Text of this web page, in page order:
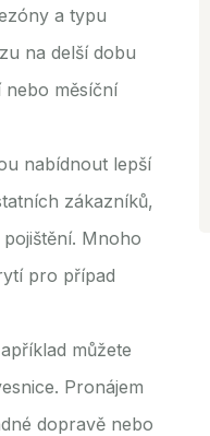
a typu
na delší dobu
nebo měsíční
nabídnout lepší
zákazníků,
Mnoho
pro případ
můžete
Pronájem
dopravě nebo